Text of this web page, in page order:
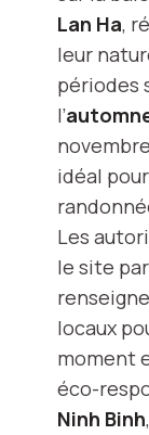
Lan Ha,
leur
périodes
l’
idéal
Les
le site
locaux
moment
éco-
Ninh Binh